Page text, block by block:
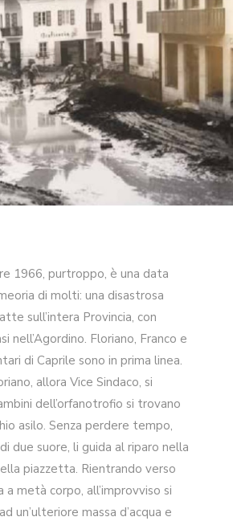
1966, purtroppo, è una data
di molti: una disastrosa
sull’intera Provincia, con
nell’Agordino. Floriano, Franco e
di Caprile sono in prima linea.
allora Vice Sindaco, si
dell’orfanotrofio si trovano
asilo. Senza perdere tempo,
due suore, li guida al riparo nella
piazzetta. Rientrando verso
a metà corpo, all’improvviso si
un’ulteriore massa d’acqua e